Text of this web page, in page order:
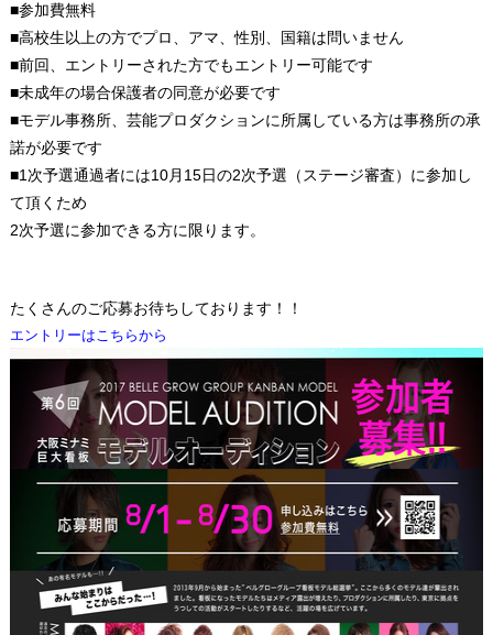
■参加費無料
■高校生以上の方でプロ、アマ、性別、国籍は問いません
■前回、エントリーされた方でもエントリー可能です
■未成年の場合保護者の同意が必要です
■モデル事務所、芸能プロダクションに所属している方は事務所の承
諾が必要です
■1次予選通過者には10月15日の2次予選（ステージ審査）に参加し
て頂くため
2次予選に参加できる方に限ります。
たくさんのご応募お待ちしております！！
エントリーはこちらから